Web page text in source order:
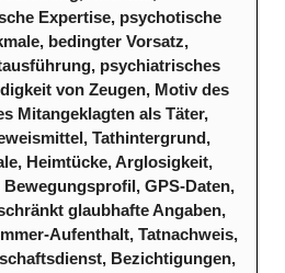
Expertise, psychotische
bedingter Vorsatz,
psychiatrisches
von Zeugen, Motiv des
Mitangeklagten als Täter,
Tathintergrund,
Heimtücke, Arglosigkeit,
GPS-Daten,
glaubhafte Angaben,
Aufenthalt, Tatnachweis,
Bezichtigungen,